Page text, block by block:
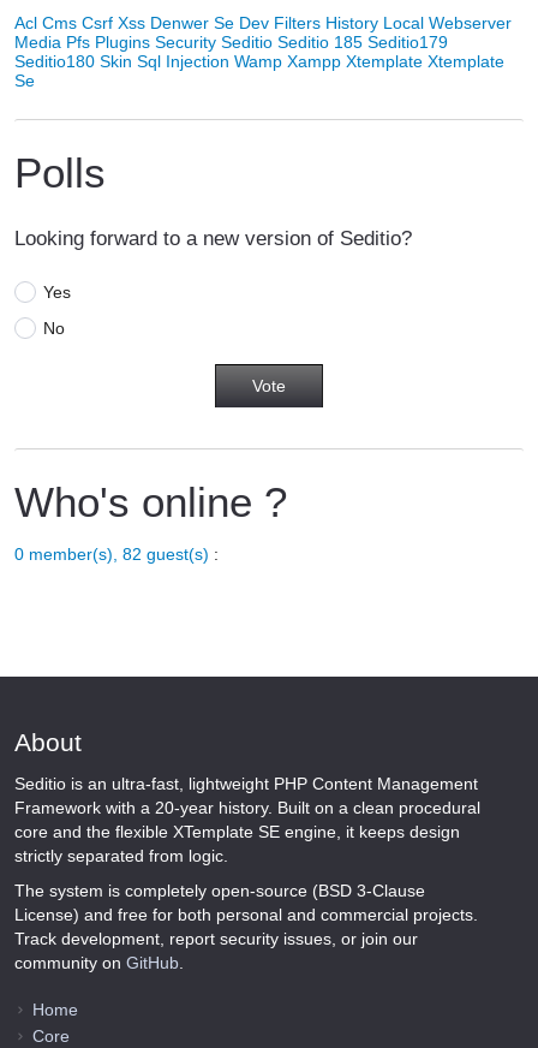
Acl Cms Csrf Xss Denwer Se Dev Filters History Local Webserver
Media Pfs Plugins Security Seditio Seditio 185 Seditio179
Seditio180 Skin Sql Injection Wamp Xampp Xtemplate Xtemplate
Se
Polls
Looking forward to a new version of Seditio?
Yes
No
Who's online ?
0 member(s), 82 guest(s) :
About
Seditio is an ultra-fast, lightweight PHP Content Management
Framework with a 20-year history. Built on a clean procedural
core and the flexible XTemplate SE engine, it keeps design
strictly separated from logic.
The system is completely open-source (BSD 3-Clause
License) and free for both personal and commercial projects.
Track development, report security issues, or join our
community on GitHub
Home
Core